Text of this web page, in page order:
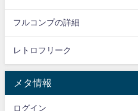
フルコンプの詳細
レトロフリーク
メタ情報
ログイン